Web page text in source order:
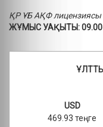
ҚР ҰБ АҚФ
ЖҰМЫС УАҚЫТЫ:
USD
469.93 теңге